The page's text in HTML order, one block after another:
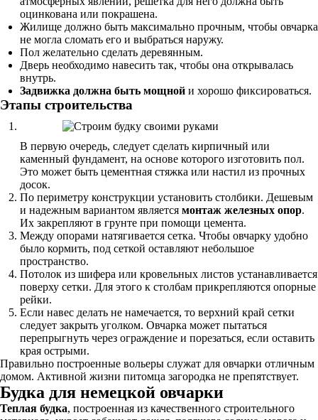
оцинкована или покрашена.
Жилище должно быть максимально прочным, чтобы овчарка
не могла сломать его и выбраться наружу.
Пол желательно сделать деревянным.
Дверь необходимо навесить так, чтобы она открывалась
внутрь.
Задвижка должна быть мощной и хорошо фиксироваться.
Этапы строительства
В первую очередь, следует сделать кирпичный или
каменный фундамент, на основе которого изготовить пол.
Это может быть цементная стяжка или настил из прочных
досок.
По периметру конструкции установить столбики. Дешевым
и надежным вариантом является монтаж железных опор.
Их закрепляют в грунте при помощи цемента.
Между опорами натягивается сетка. Чтобы овчарку удобно
было кормить, под сеткой оставляют небольшое
пространство.
Потолок из шифера или кровельных листов устанавливается
поверху сетки. Для этого к столбам прикрепляются опорные
рейки.
Если навес делать не намечается, то верхний край сетки
следует закрыть уголком. Овчарка может пытаться
перепрыгнуть через ограждение и порезаться, если оставить
края острыми.
Правильно построенные вольеры служат для овчарки отличным
домом. Активной жизни питомца загородка не препятствует.
Будка для немецкой овчарки
Теплая будка, построенная из качественного строительного